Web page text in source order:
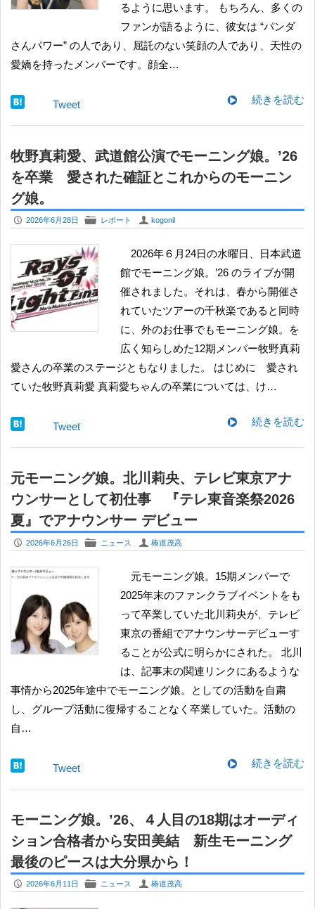
るように思います。 もちろん、多くの
ファンが語るように、彼女は “パンダ
さんパワー” の人であり、屈託のない笑顔の人であり、天性の
愛嬌を持ったメンバーです。顔全…
続きを読む
Tweet
牧野真莉愛、武道館公演でモーニング娘。’26
を卒業 愛された確証とこれからのモーニン
グ娘。
P 2026年6月28日 F レポート U kogonil
2026年６月24日の水曜日、日本武道
館でモーニング娘。’26 のライブが開
催されました。それは、春から開催さ
れていたツアーの千秋楽であると同時
に、外のお仕事でもモーニング娘。を
広く知らしめた12期メンバー牧野真莉
愛さんの卒業のステージともなりました。 はじめに 愛され
ていた牧野真莉愛 真莉愛ちゃんの卒業については、け…
続きを読む
Tweet
元モーニング娘。北川莉央、テレビ東京アナ
ウンサーとして初仕事 『テレ東音楽祭2026
夏』でアナウンサー デビュー
P 2026年6月26日 F ニュース U 椿道茂高
元モーニング娘。15期メンバーで
2025年末のファンクラブイベントをも
って卒業していた北川莉央が、テレビ
東京の番組でアナウンサーデビューす
ることが公式に明らかにされた。 北川
は、記事末の関連リンクにあるような
事情から2025年途中でモーニング娘。としての活動を自粛
し、グループ活動に復帰することなく卒業していた。活動の
自…
続きを読む
Tweet
モーニング娘。’26、４人目の18期はオーディ
ション合格者から安田美結 新生モーニング
最後のピースは大分県から！
P 2026年6月11日 F ニュース U 椿道茂高